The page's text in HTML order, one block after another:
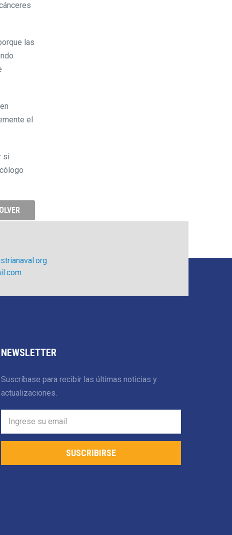
las
el
si
NEWSLETTER
Suscríbase para recibir las últimas noticias y
actualizaciones.
SUSCRIBIRSE